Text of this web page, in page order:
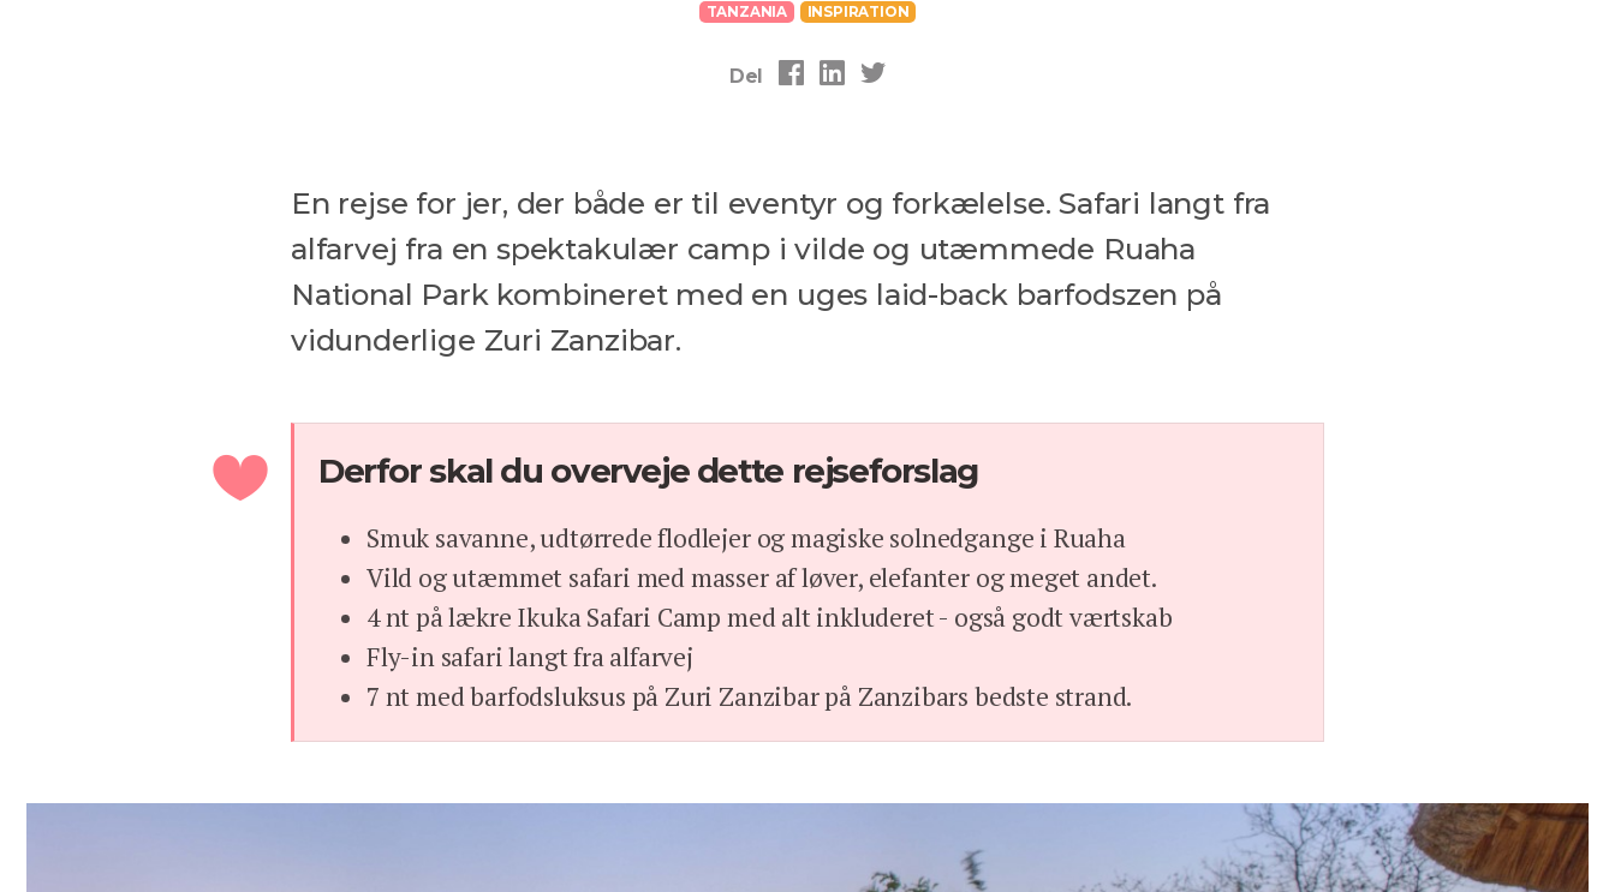
TANZANIA INSPIRATION
Del
En rejse for jer, der både er til eventyr og forkælelse. Safari langt fra
alfarvej fra en spektakulær camp i vilde og utæmmede Ruaha
National Park kombineret med en uges laid-back barfodszen på
vidunderlige Zuri Zanzibar.
Derfor skal du overveje dette rejseforslag
Smuk savanne, udtørrede flodlejer og magiske solnedgange i Ruaha
Vild og utæmmet safari med masser af løver, elefanter og meget andet.
4 nt på lækre Ikuka Safari Camp med alt inkluderet - også godt værtskab
Fly-in safari langt fra alfarvej
7 nt med barfodsluksus på Zuri Zanzibar på Zanzibars bedste strand.